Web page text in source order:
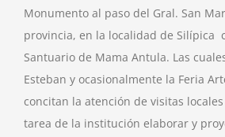
Monumento al paso del Gral. San
provincia, en la localidad de Silípica
Santuario de Mama Antula. Las
Esteban y ocasionalmente la Feria
concitan la atención de visitas
tarea de la institución elaborar y